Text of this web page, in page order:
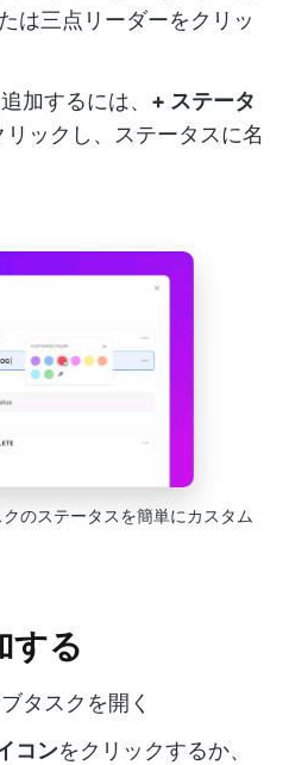
は三点リーダーをクリッ
加するには、 + ステータ
リックし、ステータスに名
のステータスを簡単にカスタム
する
タスクを開く
コンをクリックするか、